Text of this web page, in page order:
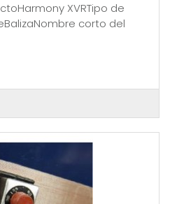
XVRTipo de
corto del